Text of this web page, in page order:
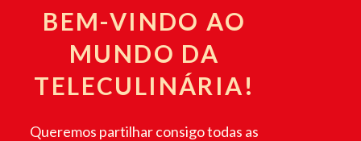
BEM-VINDO AO
MUNDO DA
TELECULINÁRIA!
Queremos partilhar consigo todas as